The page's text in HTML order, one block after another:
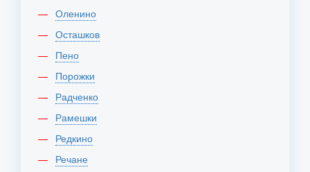
Оленино
Осташков
Пено
Порожки
Радченко
Рамешки
Редкино
Речане